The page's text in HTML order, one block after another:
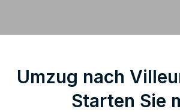
Umzug nach
Starten Sie